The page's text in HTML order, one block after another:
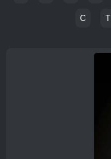
С Т